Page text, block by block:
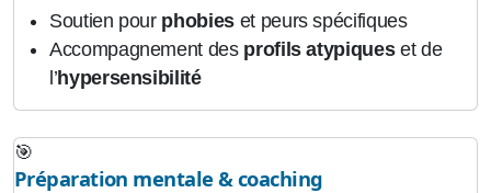
Soutien pour phobieset peurs spécifiques
Accompagnement des profils atypiqueset de
l’hypersensibilité
🎯
Préparation mentale & coaching